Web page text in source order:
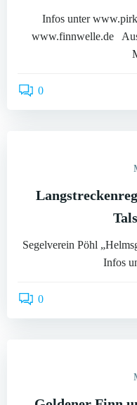
Infos unter
www.finnwelle.de
0
Segelverein Pöhl
Infos
0